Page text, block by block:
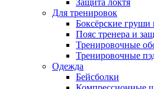
Защита локтя
Для тренировок
Боксёрские
Пояс тренера и
Тренировочные
Тренировочные
Одежда
Бейсболки